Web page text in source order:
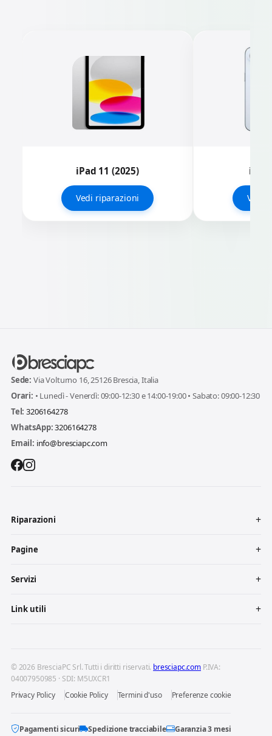
iPad 11 (2025)
Vedi riparazioni Vedi
Sede: Via Volturno 16, 25126 Brescia, Italia
Orari: • Lunedì - Venerdì: 09:00-12:30 e 14:00-19:00 • Sabato: 09:00-12:30
Tel: 3206164278
WhatsApp:3206164278
Email: info@bresciapc.com
Riparazioni
Pagine
Servizi
Link utili
© 2026 BresciaPC Srl. Tutti i diritti riservati. bresciapc.com P.IVA:
04007950985 · SDI: M5UXCR1
Privacy Policy
Cookie Policy Termini d'uso Preferenze cookie
Pagamenti sicuri Spedizione tracciabile Garanzia 3 mesi